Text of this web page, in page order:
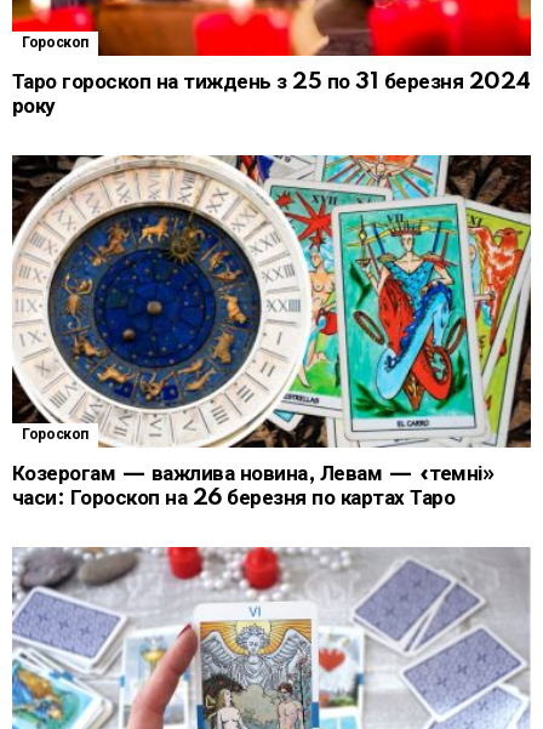
Гороскоп
Таро гороскоп на тиждень з 25 по 31 березня 2024
року
Гороскоп
Козерогам — важлива новина, Левам — «темні»
часи: Гороскоп на 26 березня по картах Таро